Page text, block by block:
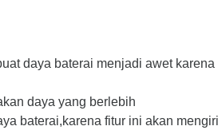
daya baterai menjadi awet
daya yang berlebih
baterai,karena fitur ini akan